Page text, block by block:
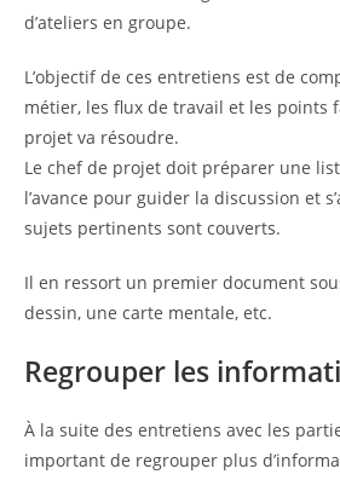
d’ateliers en groupe.
L’objectif de ces entretiens est de
métier, les flux de travail et les points
projet va résoudre.
Le chef de projet doit préparer une
l’avance pour guider la discussion et
sujets pertinents sont couverts.
Il en ressort un premier document
dessin, une carte mentale, etc.
Regrouper les
À la suite des entretiens avec les
important de regrouper plus